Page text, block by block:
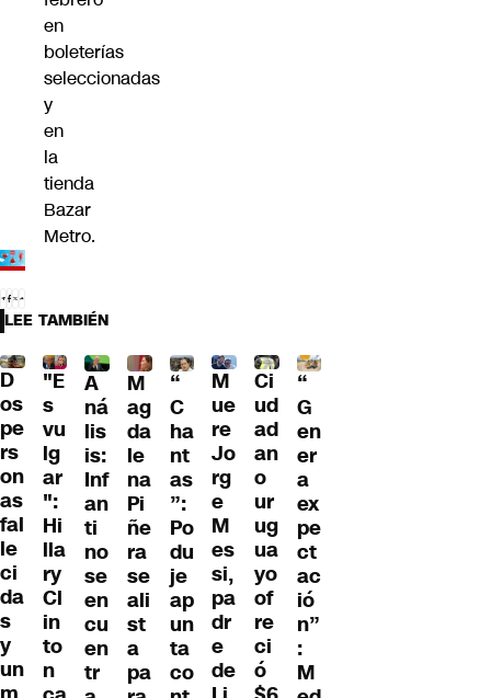
en
boleterías
seleccionadas
y
en
la
tienda
Bazar
Metro.
LEE TAMBIÉN
D
os
pe
rs
on
as
fal
le
ci
da
s
y
un
"E
s
vu
lg
ar
":
Hi
lla
ry
Cl
in
to
n
A
ná
lis
is:
Inf
an
ti
no
se
en
cu
en
tr
M
ag
da
le
na
Pi
ñe
ra
se
ali
st
a
pa
“
C
ha
nt
as
”:
Po
du
je
ap
un
ta
co
M
ue
re
Jo
rg
e
M
es
si,
pa
dr
e
de
Ci
ud
ad
an
o
ur
ug
ua
yo
of
re
ci
ó
“
G
en
er
a
ex
pe
ct
ac
ió
n”
:
M